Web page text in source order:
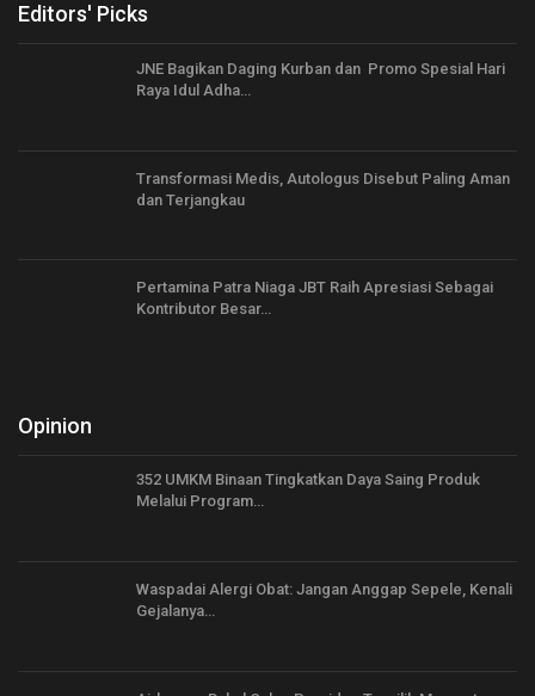
Editors' Picks
JNE Bagikan Daging Kurban dan Promo Spesial Hari
Raya Idul Adha…
Transformasi Medis, Autologus Disebut Paling Aman
dan Terjangkau
Pertamina Patra Niaga JBT Raih Apresiasi Sebagai
Kontributor Besar…
Opinion
352 UMKM Binaan Tingkatkan Daya Saing Produk
Melalui Program…
Waspadai Alergi Obat: Jangan Anggap Sepele, Kenali
Gejalanya…